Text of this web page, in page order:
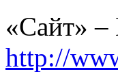
«Сайт» –
http://